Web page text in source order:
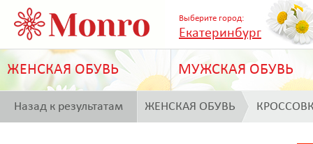
Выберите город:
Екатеринбург
ЖЕНСКАЯ ОБУВЬ МУЖСКАЯ ОБУВЬ
Назад к результатам ЖЕНСКАЯ ОБУВЬ